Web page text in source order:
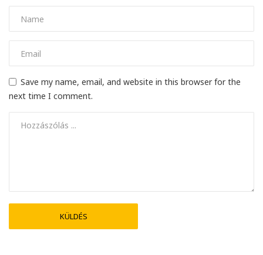
Save my name, email, and website in this browser for the
next time I comment.